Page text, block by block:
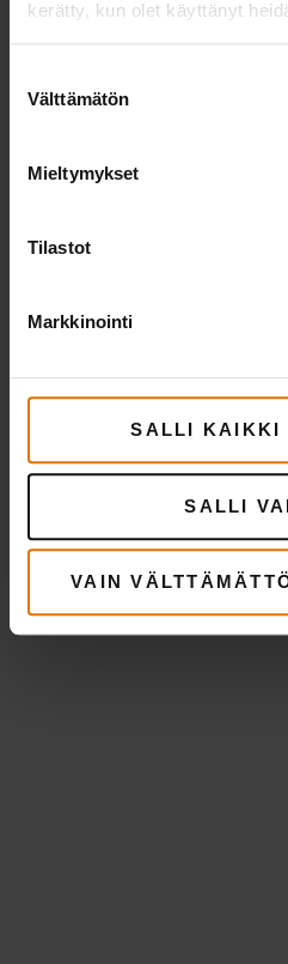
kerätty, kun olet käyttänyt
valinta
Välttämätön
Mieltymykset
Tilastot
Markkinointi
SALLI KAIKKI
SALLI
VAIN